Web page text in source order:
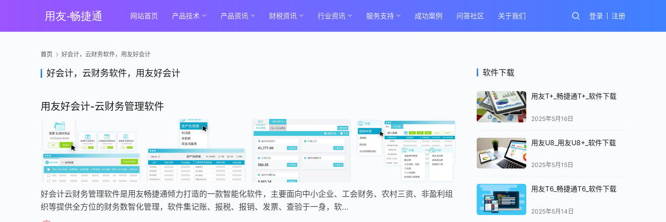
网站首页 产品技术 产品资讯 财税资讯 行业资讯 服务支持 成功案例 问答社区 关于我们 登录 注册
首页 好会计，云财务软件，用友好会计
好会计，云财务软件，用友好会计
用友好会计-云财务管理软件
好会计云财务管理软件是用友畅捷通倾力打造的一款智能化软件，主要面向中小企业、工会财务、农村三资、非盈利组
织等提供全方位的财务数智化管理，软件集记账、报税、报销、发票、查验于一身，软…
软件下载
用友T+_畅捷通T+_软件下载
2025年5月16日
用友U8_用友U8+_软件下载
2025年5月15日
用友T6_畅捷通T6_软件下载
2025年5月14日